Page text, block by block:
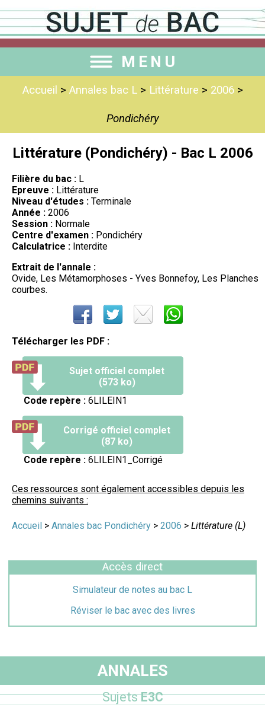
MENU
Accueil > Annales bac L> Littérature > 2006>
Pondichéry
Littérature (Pondichéry) - Bac L 2006
Filière du bac : L
Epreuve : Littérature
Niveau d'études : Terminale
Année : 2006
Session : Normale
Centre d'examen : Pondichéry
Calculatrice : Interdite
Extrait de l'annale :
Ovide, Les Métamorphoses - Yves Bonnefoy, Les Planches
courbes.
Télécharger les PDF :
Sujet officiel complet
(573 ko)
Code repère : 6LILEIN1
Corrigé officiel complet
(87 ko)
Code repère : 6LILEIN1_Corrigé
Ces ressources sont également accessibles depuis les
chemins suivants :
Accueil > Annales bac Pondichéry > 2006 > Littérature (L)
Accès direct
Simulateur de notes au bac L
Réviser le bac avec des livres
ANNALES
SujetsE3C